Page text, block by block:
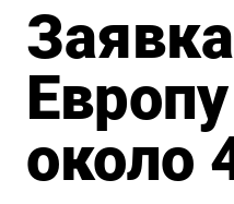
около